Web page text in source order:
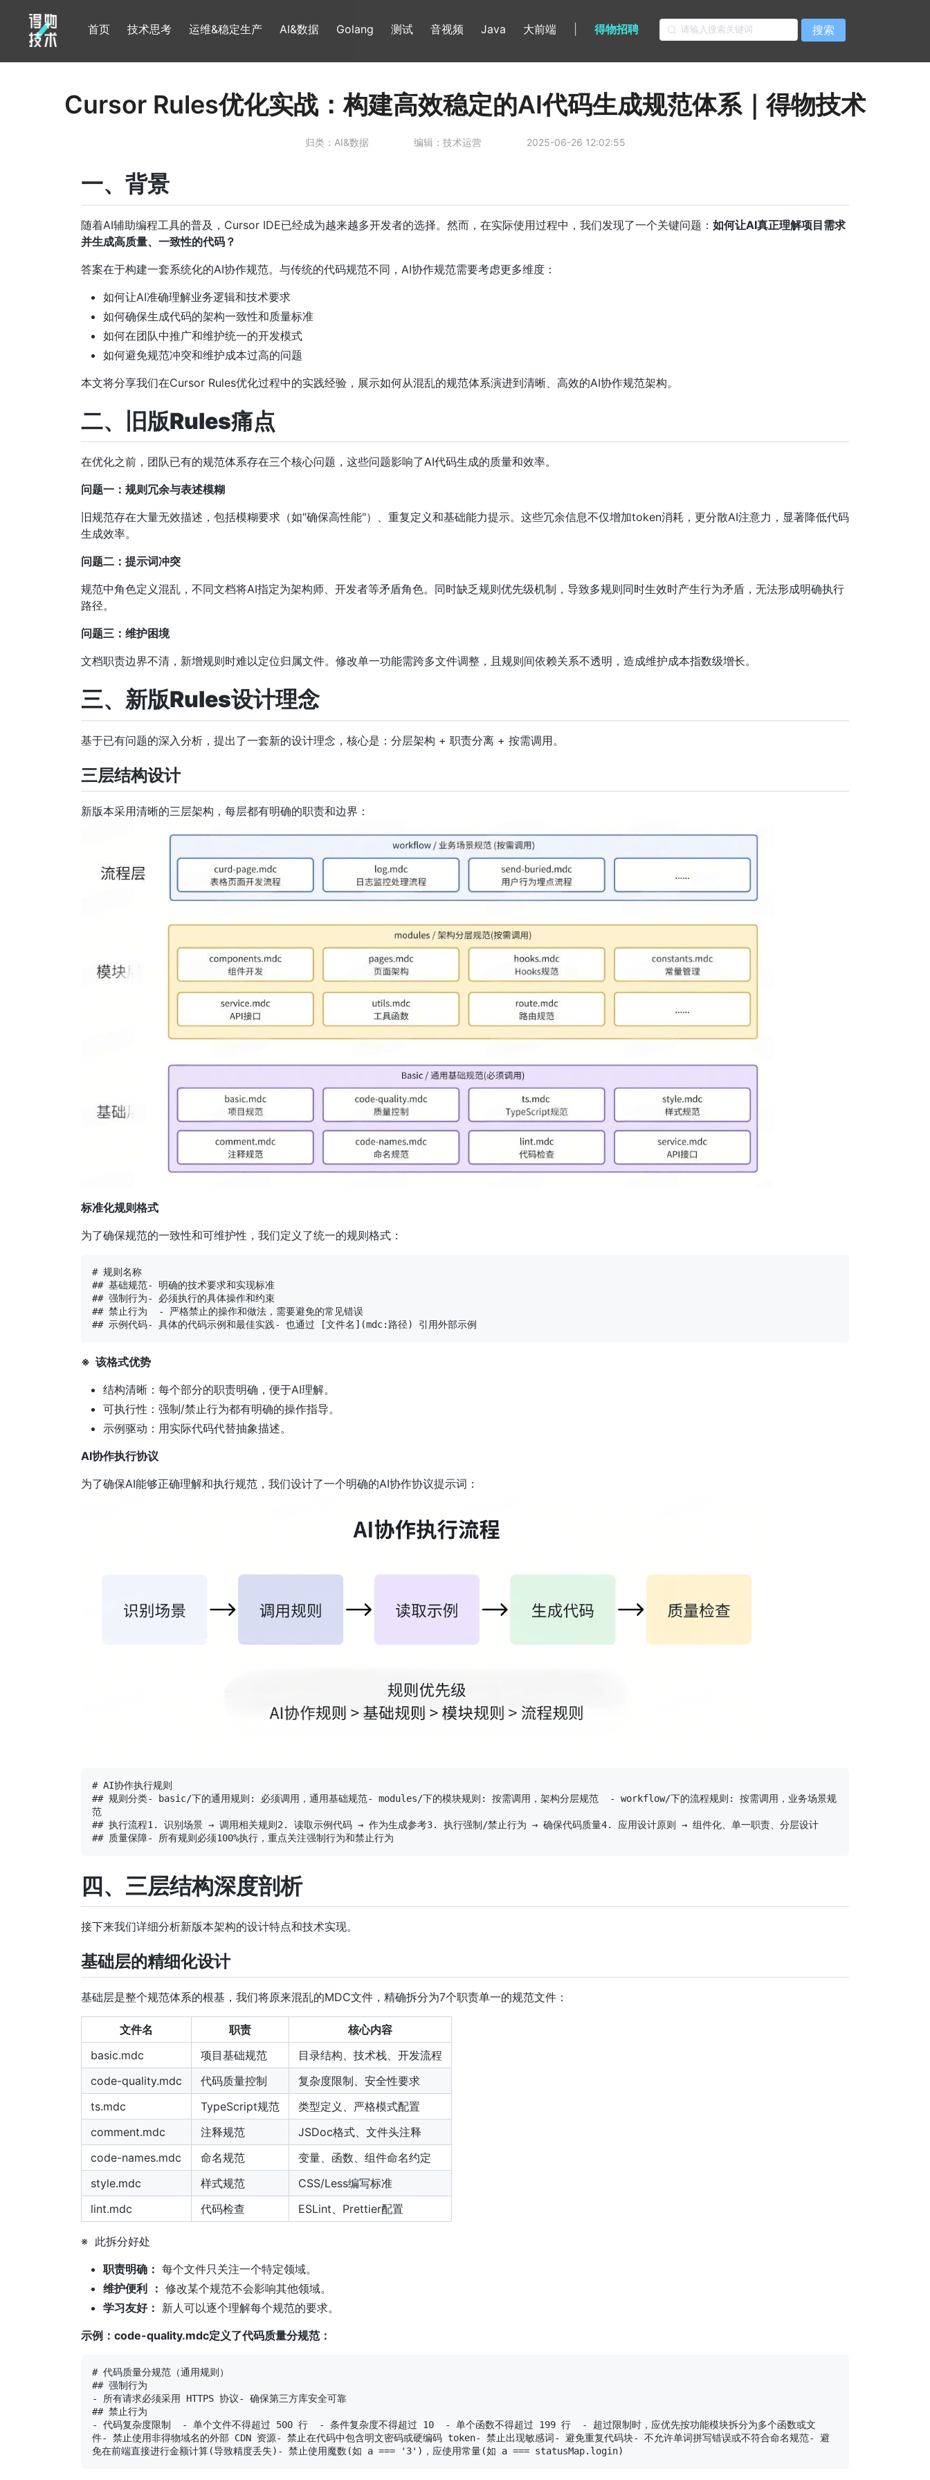
首页 技术思考 运维&稳定生产 AI&数据 Golang 测试 音视频 Java 大前端 得物招聘 搜索
Cursor Rules优化实战：构建高效稳定的AI代码生成规范体系｜得物技术
归类：AI&数据 编辑：技术运营 2025-06-26 12:02:55
一、背景
随着AI辅助编程工具的普及，Cursor IDE已经成为越来越多开发者的选择。然而，在实际使用过程中，我们发现了一个关键问题： 如何让AI真正理解项目需求
并生成高质量、一致性的代码？
答案在于构建一套系统化的AI协作规范。与传统的代码规范不同，AI协作规范需要考虑更多维度：
如何让AI准确理解业务逻辑和技术要求
如何确保生成代码的架构一致性和质量标准
如何在团队中推广和维护统一的开发模式
如何避免规范冲突和维护成本过高的问题
本文将分享我们在Cursor Rules优化过程中的实践经验，展示如何从混乱的规范体系演进到清晰、高效的AI协作规范架构。
二、旧版Rules痛点
在优化之前，团队已有的规范体系存在三个核心问题，这些问题影响了AI代码生成的质量和效率。
问题一：规则冗余与表述模糊
旧规范存在大量无效描述，包括模糊要求（如"确保高性能"）、重复定义和基础能力提示。这些冗余信息不仅增加token消耗，更分散AI注意力，显著降低代码
生成效率。
问题二：提示词冲突
规范中角色定义混乱，不同文档将AI指定为架构师、开发者等矛盾角色。同时缺乏规则优先级机制，导致多规则同时生效时产生行为矛盾，无法形成明确执行
路径。
问题三：维护困境
文档职责边界不清，新增规则时难以定位归属文件。修改单一功能需跨多文件调整，且规则间依赖关系不透明，造成维护成本指数级增长。
三、新版Rules设计理念
基于已有问题的深入分析，提出了一套新的设计理念，核心是：分层架构 + 职责分离 + 按需调用。
三层结构设计
新版本采用清晰的三层架构，每层都有明确的职责和边界：
标准化规则格式
为了确保规范的一致性和可维护性，我们定义了统一的规则格式：
# 规则名称
## 基础规范- 明确的技术要求和实现标准
## 强制行为- 必须执行的具体操作和约束
## 禁止行为  - 严格禁止的操作和做法，需要避免的常见错误
※ 该格式优势
结构清晰：每个部分的职责明确，便于AI理解。
可执行性：强制/禁止行为都有明确的操作指导。
示例驱动：用实际代码代替抽象描述。
AI协作执行协议
为了确保AI能够正确理解和执行规范，我们设计了一个明确的AI协作协议提示词：
# AI协作执行规则
## 规则分类- basic/下的通用规则: 必须调用，通用基础规范- modules/下的模块规则: 按需调用，架构分层规范  - workflow/下的流程规则: 按需调用，业务场景规
范
## 执行流程1. 识别场景 → 调用相关规则2. 读取示例代码 → 作为生成参考3. 执行强制/禁止行为 → 确保代码质量4. 应用设计原则 → 组件化、单一职责、分层设计
四、三层结构深度剖析
接下来我们详细分析新版本架构的设计特点和技术实现。
基础层的精细化设计
基础层是整个规范体系的根基，我们将原来混乱的MDC文件，精确拆分为7个职责单一的规范文件：
文件名 职责
核心内容
basic.mdc
项目基础规范
目录结构、技术栈、开发流程
code-quality.mdc
代码质量控制
复杂度限制、安全性要求
ts.mdc
TypeScript规范
类型定义、严格模式配置
comment.mdc
注释规范
JSDoc格式、文件头注释
code-names.mdc
命名规范
变量、函数、组件命名约定
style.mdc
样式规范
CSS/Less编写标准
lint.mdc
代码检查 ESLint、Prettier配置
※ 此拆分好处
职责明确： 每个文件只关注一个特定领域。
维护便利
： 修改某个规范不会影响其他领域。
学习友好： 新人可以逐个理解每个规范的要求。
示例：code-quality.mdc定义了代码质量分规范：
# 代码质量分规范（通用规则）
## 强制行为
- 所有请求必须采用 HTTPS 协议- 确保第三方库安全可靠
## 禁止行为
- 代码复杂度限制  - 单个文件不得超过 500 行  - 条件复杂度不得超过 10  - 单个函数不得超过 199 行  - 超过限制时，应优先按功能模块拆分为多个函数或文
件- 禁止使用非得物域名的外部 CDN 资源- 禁止在代码中包含明文密码或硬编码 token- 禁止出现敏感词- 避免重复代码块- 不允许单词拼写错误或不符合命名规范- 避